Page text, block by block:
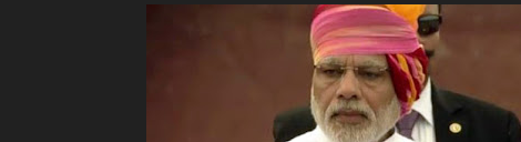
INDEPENDENCE DAY OF INDIA
PRIME MINISTER OF INDIA